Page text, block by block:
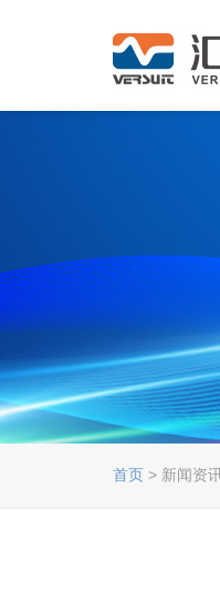
首页 > 新闻资